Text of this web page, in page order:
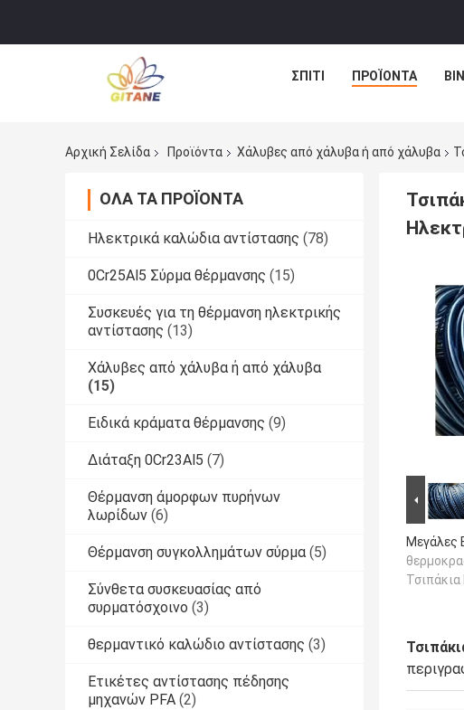
ΣΠΊΤΙ ΠΡΟΪΌΝΤΑ
Αρχική Σελίδα Προϊόντα Χάλυβες από χάλυβα ή από χάλυβα
ΌΛΑ ΤΑ ΠΡΟΪΌΝΤΑ
Ηλεκτρικά καλώδια αντίστασης (78)
0Cr25Al5 Σύρμα θέρμανσης (15)
Συσκευές για τη θέρμανση ηλεκτρικής
αντίστασης (13)
Χάλυβες από χάλυβα ή από χάλυβα
(15)
Ειδικά κράματα θέρμανσης (9)
Διάταξη 0Cr23Al5 (7)
Θέρμανση άμορφων πυρήνων
λωρίδων (6)
Θέρμανση συγκολλημάτων σύρμα (5)
Σύνθετα συσκευασίας από
συρματόσχοινο (3)
θερμαντικό καλώδιο αντίστασης (3)
Ετικέτες αντίστασης πέδησης
μηχανών PFA (2)
Μεγάλες